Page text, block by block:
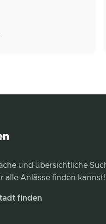
und übersichtliche
alle Anlässe finden kannst!
finden